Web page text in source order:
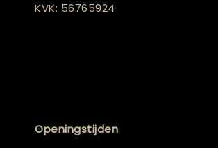
KVK: 56765924
Openingstijden